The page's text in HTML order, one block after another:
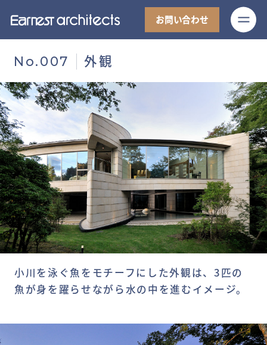
お問い合わせ
No.007 外観
小川を泳ぐ魚をモチーフにした外観は、3匹の
魚が身を躍らせながら水の中を進むイメージ。